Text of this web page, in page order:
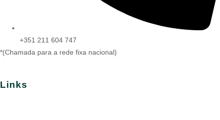
+351 211 604 747
*(Chamada para a rede fixa nacional)
Links